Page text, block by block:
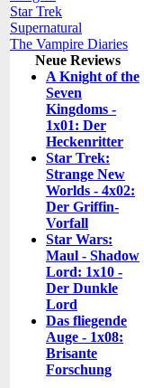
Star Trek
Supernatural
The Vampire Diaries
Neue Reviews
A Knight of the
Seven
Kingdoms -
1x01: Der
Heckenritter
Star Trek:
Strange New
Worlds - 4x02:
Der Griffin-
Vorfall
Star Wars:
Maul - Shadow
Lord: 1x10 -
Der Dunkle
Lord
Das fliegende
Auge - 1x08:
Brisante
Forschung